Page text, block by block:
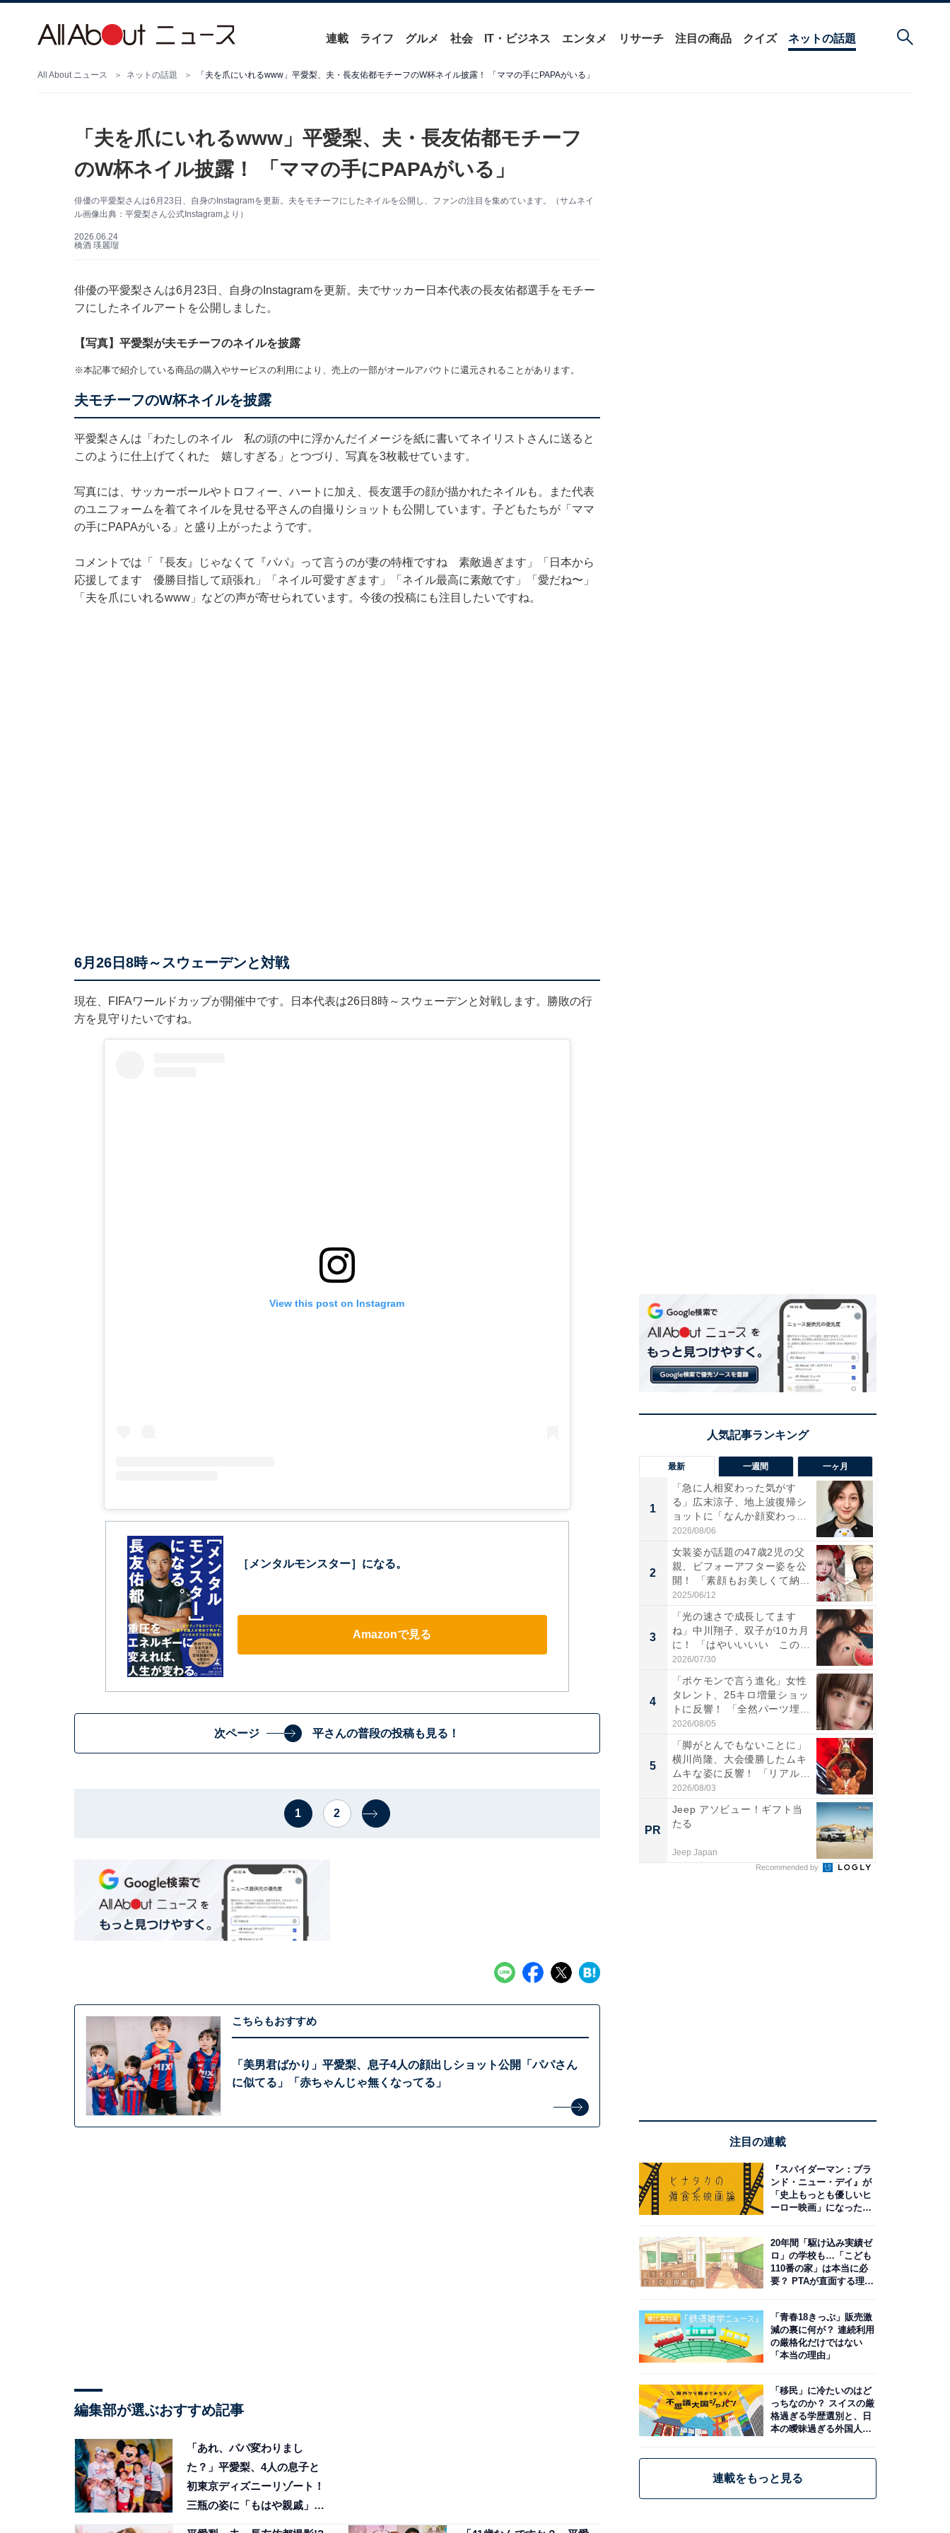
連載 ライフ グルメ 社会 IT・ビジネス エンタメ リサーチ 注目の商品 クイズ ネットの話題
All About ニュース ネットの話題 「夫を爪にいれるwww」平愛梨、夫・長友佑都モチーフのW杯ネイル披露！ 「ママの手にPAPAがいる」
「夫を爪にいれるwww」平愛梨、夫・長友佑都モチーフ
のW杯ネイル披露！ 「ママの手にPAPAがいる」
俳優の平愛梨さんは6月23日、自身のInstagramを更新。夫をモチーフにしたネイルを公開し、ファンの注目を集めています。（サムネイ
ル画像出典：平愛梨さん公式Instagramより）
2026.06.24
橋酒 瑛麗瑠
俳優の平愛梨さんは6月23日、自身のInstagramを更新。夫でサッカー日本代表の長友佑都選手をモチー
フにしたネイルアートを公開しました。
【写真】平愛梨が夫モチーフのネイルを披露
※本記事で紹介している商品の購入やサービスの利用により、売上の一部がオールアバウトに還元されることがあります。
夫モチーフのW杯ネイルを披露
平愛梨さんは「わたしのネイル 私の頭の中に浮かんだイメージを紙に書いてネイリストさんに送ると
このように仕上げてくれた 嬉しすぎる」とつづり、写真を3枚載せています。
写真には、サッカーボールやトロフィー、ハートに加え、長友選手の顔が描かれたネイルも。また代表
のユニフォームを着てネイルを見せる平さんの自撮りショットも公開しています。子どもたちが「ママ
の手にPAPAがいる」と盛り上がったようです。
コメントでは「『長友』じゃなくて『パパ』って言うのが妻の特権ですね 素敵過ぎます」「日本から
応援してます 優勝目指して頑張れ」「ネイル可愛すぎます」「ネイル最高に素敵です」「愛だね〜」
「夫を爪にいれるwww」などの声が寄せられています。今後の投稿にも注目したいですね。
6月26日8時～スウェーデンと対戦
現在、FIFAワールドカップが開催中です。日本代表は26日8時～スウェーデンと対戦します。勝敗の行
方を見守りたいですね。
View this post on Instagram
［メンタルモンスター］になる。
Amazonで見る
次ページ 平さんの普段の投稿も見る！
1 2
こちらもおすすめ
「美男君ばかり」平愛梨、息子4人の顔出しショット公開「パパさん
に似てる」「赤ちゃんじゃ無くなってる」
編集部が選ぶおすすめ記事
「あれ、パパ変わりまし
た？」平愛梨、4人の息子と
初東京ディズニーリゾート！
三瓶の姿に「もはや親戚」の
最新 一週間 一ヶ月
1
「急に人相変わった気がす
る」広末涼子、地上波復帰シ
ョットに「なんか顔変わっ
た」の...
2026/08/06
2
女装姿が話題の47歳2児の父
親、ビフォーアフター姿を公
開！ 「素顔もお美しくて納...
2025/06/12
3
「光の速さで成長してます
ね」中川翔子、双子が10カ月
に！ 「はやいいいい この
前...
2026/07/30
4
「ポケモンで言う進化」女性
タレント、25キロ増量ショッ
トに反響！ 「全然パーツ埋...
2026/08/05
5
「脚がとんでもないことに」
横川尚隆、大会優勝したムキ
ムキな姿に反響！ 「リアル
刃...
2026/08/03
PR
Jeep アソビュー！ギフト当
たる
Jeep Japan
Recommended by
注目の連載
『スパイダーマン：ブラ
ンド・ニュー・デイ』が
「史上もっとも優しいヒ
ーロー映画」になった理
20年間「駆け込み実績ゼ
ロ」の学校も…「こども
110番の家」は本当に必
要？ PTAが直面する理想
「青春18きっぷ」販売激
減の裏に何が？ 連続利用
の厳格化だけではない
「本当の理由」
「移民」に冷たいのはど
っちなのか？ スイスの厳
格過ぎる学歴選別と、日
本の曖昧過ぎる外国人政
連載をもっと見る